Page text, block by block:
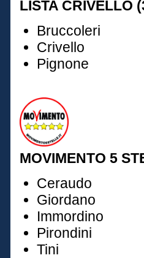
LISTA CRIVELLO
Bruccoleri
Crivello
Pignone
MOVIMENTO 5
Ceraudo
Giordano
Immordino
Pirondini
Tini